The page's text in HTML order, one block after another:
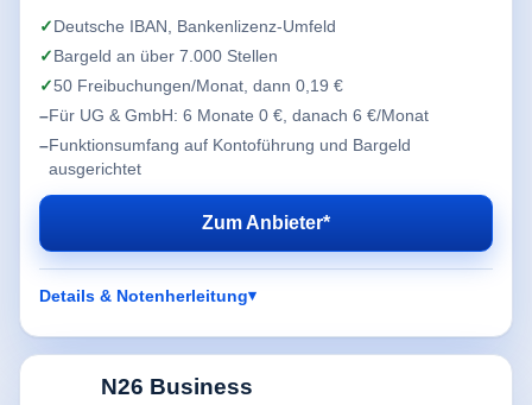
Deutsche IBAN, Bankenlizenz-Umfeld
Bargeld an über 7.000 Stellen
50 Freibuchungen/Monat, dann 0,19 €
Für UG & GmbH: 6 Monate 0 €, danach 6 €/Monat
Funktionsumfang auf Kontoführung und Bargeld
ausgerichtet
Zum Anbieter*
Details & Notenherleitung
N26 Business